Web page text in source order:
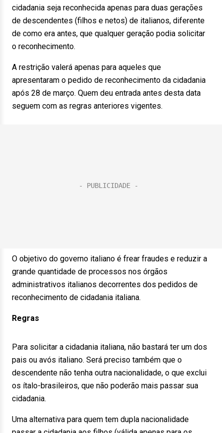
cidadania seja reconhecida apenas para duas gerações
de descendentes (filhos e netos) de italianos, diferente
de como era antes, que qualquer geração podia solicitar
o reconhecimento.
A restrição valerá apenas para aqueles que
apresentaram o pedido de reconhecimento da cidadania
após 28 de março. Quem deu entrada antes desta data
seguem com as regras anteriores vigentes.
O objetivo do governo italiano é frear fraudes e reduzir a
grande quantidade de processos nos órgãos
administrativos italianos decorrentes dos pedidos de
reconhecimento de cidadania italiana.
Regras
Para solicitar a cidadania italiana, não bastará ter um dos
pais ou avós italiano. Será preciso também que o
descendente não tenha outra nacionalidade, o que exclui
os ítalo-brasileiros, que não poderão mais passar sua
cidadania.
Uma alternativa para quem tem dupla nacionalidade